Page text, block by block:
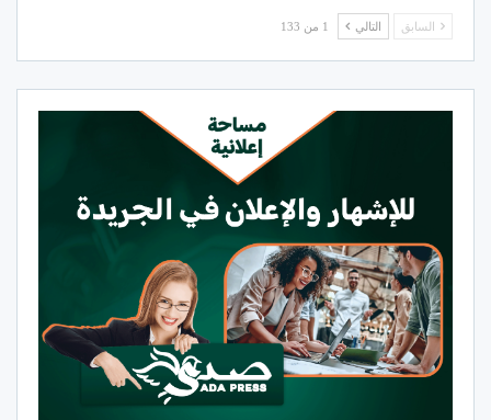
السابق التالي 1 من 133